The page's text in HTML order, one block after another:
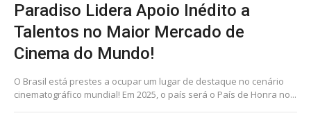
Paradiso Lidera Apoio Inédito a
Talentos no Maior Mercado de
Cinema do Mundo!
O Brasil está prestes a ocupar um lugar de destaque no cenário
cinematográfico mundial! Em 2025, o país será o País de Honra no...